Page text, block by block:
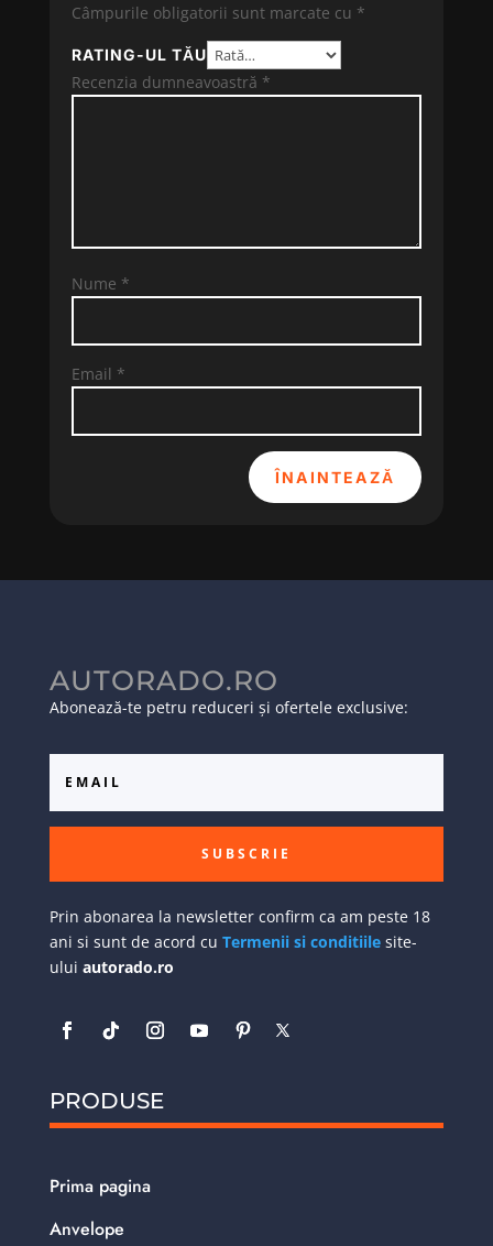
Câmpurile obligatorii sunt marcate cu *
RATING-UL TĂU
Recenzia dumneavoastră *
Nume *
Email *
ÎNAINTEAZĂ
AUTORADO.RO
Abonează-te petru reduceri și ofertele exclusive:
SUBSCRIE
Prin abonarea la newsletter confirm ca am peste 18
ani si sunt de acord cu Termenii si conditiilesite-
ului autorado.ro
PRODUSE
Prima pagina
Anvelope